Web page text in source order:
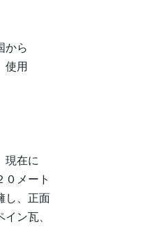
から
使用
現在に
０メート
し、正面
ン瓦、